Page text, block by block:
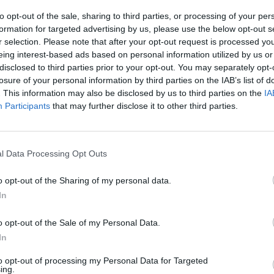
opt-out of the sale, sharing to third parties, or processing of your
for targeted advertising by us, please use the below opt-out
selection. Please note that after your opt-out request is processed
interest-based ads based on personal information utilized by us
to third parties prior to your opt-out. You may separately
of your personal information by third parties on the IAB’s list of
This information may also be disclosed by us to third parties on the
Participants that may further disclose it to other third parties.
Data Processing Opt Outs
opt-out of the Sharing of my personal data.
opt-out of the Sale of my Personal Data.
opt-out of processing my Personal Data for Targeted
rinktinė Slovėnijos vyrų krepšinio rinktinė
Visi įrašai
–
Liūdna vyresnio amžiaus dirbančiųjų
kasdienybė – priekabiavimas, patyčios ir
Žinios Lietuvos diena
00:02:08
Aukštaitijos pučiamųjų orkestras